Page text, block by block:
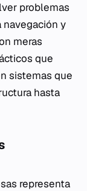
problemas
y
meras
que
sistemas que
hasta
representa